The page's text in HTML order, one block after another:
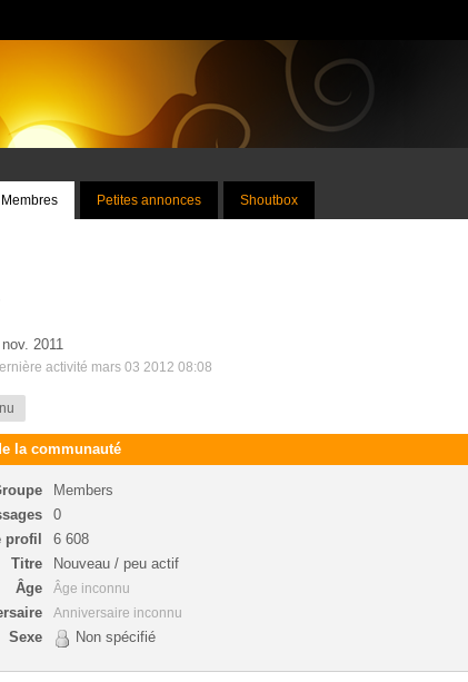
Membres Petites annonces Shoutbox
2011
activité mars 03 2012 08:08
la communauté
Members
0
profil
6 608
Titre
Nouveau / peu actif
Âge
Âge inconnu
Anniversaire inconnu
Sexe Non spécifié